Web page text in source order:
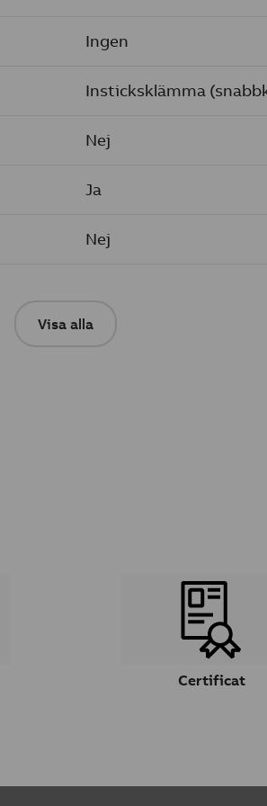
Ingen
Insticksklämma
Nej
Ja
Nej
Visa alla
Certificat